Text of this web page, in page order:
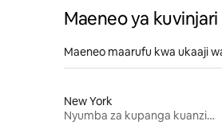
Maeneo ya kuvinjari
Maeneo maarufu kwa ukaaji
New York
Nyumba za kupanga kuanzia mwezi mmoja